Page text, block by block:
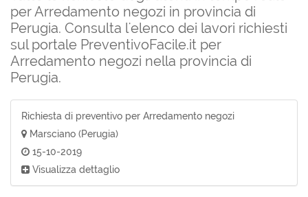
per Arredamento negozi in provincia di
Perugia. Consulta l'elenco dei lavori richiesti
sul portale PreventivoFacile.it per
Arredamento negozi nella provincia di
Perugia.
Richiesta di preventivo per Arredamento negozi
Marsciano (Perugia)
15-10-2019
Visualizza dettaglio